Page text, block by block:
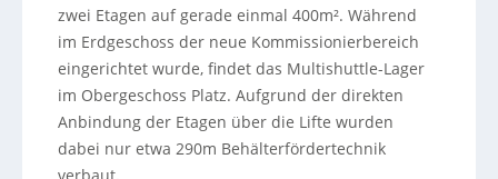
zwei Etagen auf gerade einmal 400m². Während
im Erdgeschoss der neue Kommissionierbereich
eingerichtet wurde, findet das Multishuttle-Lager
im Obergeschoss Platz. Aufgrund der direkten
Anbindung der Etagen über die Lifte wurden
dabei nur etwa 290m Behälterfördertechnik